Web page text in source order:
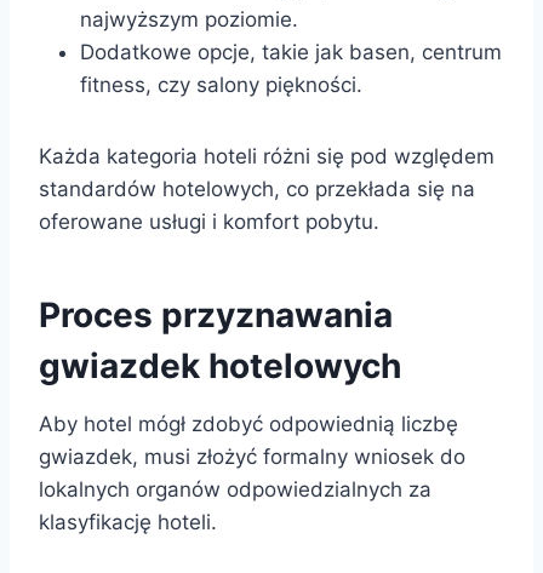
najwyższym poziomie.
Dodatkowe opcje, takie jak basen, centrum
fitness, czy salony piękności.
Każda kategoria hoteli różni się pod względem
standardów hotelowych, co przekłada się na
oferowane usługi i komfort pobytu.
Proces przyznawania
gwiazdek hotelowych
Aby hotel mógł zdobyć odpowiednią liczbę
gwiazdek, musi złożyć formalny wniosek do
lokalnych organów odpowiedzialnych za
klasyfikację hoteli.